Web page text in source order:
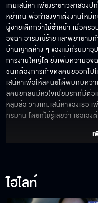
เกม
เกม
เกมเสน่หา เพียงระยะเวลาสอง
หย่ากัน พ่อกำลังจะแต่งงานใหม่
ผู้ชายเด็กกว่าไม่ซ้ำหน้า เมื่อคร
อิจฉา อารมณ์ร้าย และพยายาม
บ้านญาติห่าง ๆ ของแม่ที่รับมาอุ
การงานใหญ่โต ยิ่งเพิ่มความอิจ
ชนกต้องการกำจัดลัคนัยออกไป
เสน่หาเพื่อให้ลัคนัยได้พบกับคว
ลัคนัยกลับมีหัวใจเปี่ยมรักที่มีต่อ
หลุมล่อ วางเกมเสน่หาของเธอ
ทรมาน โดยที่ไม่รู้เลยว่า เธอเองต่
เ
ไฮไลท์